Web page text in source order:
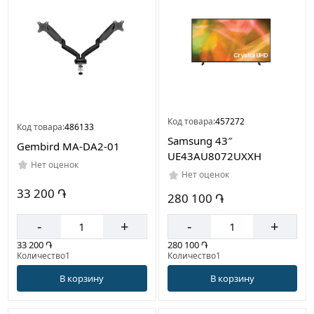
Код товара:486133
Gembird MA-DA2-01
Нет оценок
33 200 ֏
- +
33 200 ֏
Количество1
В корзину
Код товара:457272
Samsung 43″
UE43AU8072UXXH
Нет оценок
280 100 ֏
- +
280 100 ֏
Количество1
В корзину